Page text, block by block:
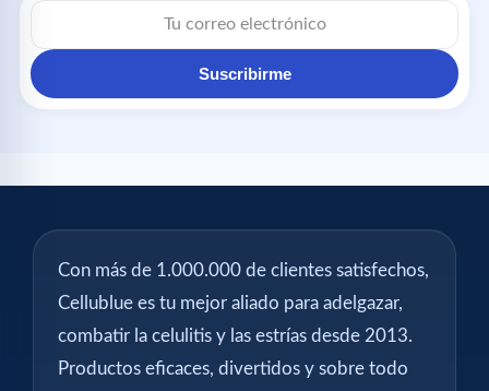
electrónico
Suscribirme
Con más de 1.000.000 de clientes satisfechos,
Cellublue es tu mejor aliado para adelgazar,
combatir la celulitis y las estrías desde 2013.
Productos eficaces, divertidos y sobre todo